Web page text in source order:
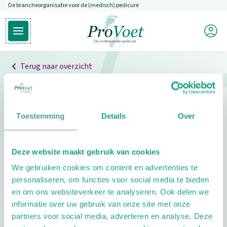
Toestemming Details Over
Deze website maakt gebruik van cookies
We gebruiken cookies om content en advertenties te
personaliseren, om functies voor social media te bieden
en om ons websiteverkeer te analyseren. Ook delen we
informatie over uw gebruik van onze site met onze
partners voor social media, adverteren en analyse. Deze
Overslaan en naar de inhoud gaan
De brancheorganisatie voor de (medisch) pedicure
Open hoofdmenu
Ga naar de homepagina
Mijn
Terug naar overzicht
Professionals
Pedicure niet gevonden
pedicure.